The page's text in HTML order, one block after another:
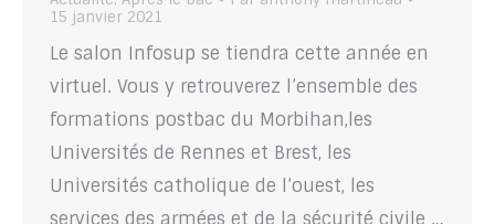
15 janvier 2021
Le salon Infosup se tiendra cette année en
virtuel. Vous y retrouverez l’ensemble des
formations postbac du Morbihan,les
Universités de Rennes et Brest, les
Universités catholique de l’ouest, les
services des armées et de la sécurité civile …